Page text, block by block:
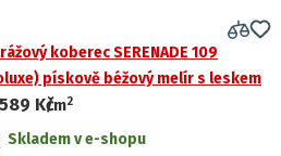
koberec SERENADE 109
pískově béžový melír s leskem
589 Kč
/m2
Skladem v e-shopu